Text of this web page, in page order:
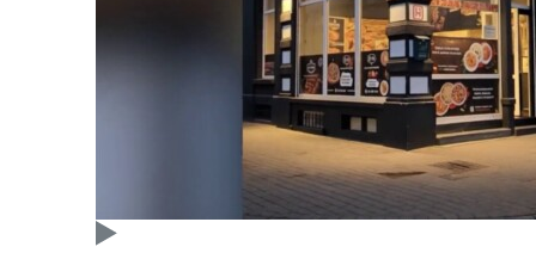
Foire du Midi: les visiteurs au
rendez-vous grâce à la météo